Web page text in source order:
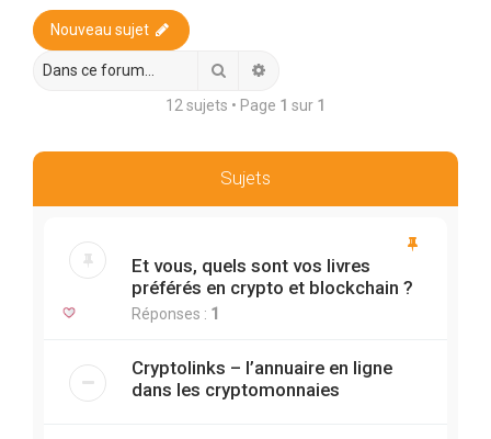
Nouveau sujet
Rechercher
12 sujets • Page 1 sur 1
Sujets
Et vous, quels sont vos livres
préférés en crypto et blockchain ?
Réponses : 1
Cryptolinks – l’annuaire en ligne
dans les cryptomonnaies